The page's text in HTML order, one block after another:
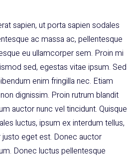
sapien, ut porta sapien sodales
ac massa ac, pellentesque
eu ullamcorper sem. Proin mi
sed, egestas vitae ipsum. Sed
enim fringilla nec. Etiam
dignissim. Proin rutrum blandit
auctor nunc vel tincidunt. Quisque
luctus, ipsum ex interdum tellus,
eget est. Donec auctor
Donec luctus pellentesque